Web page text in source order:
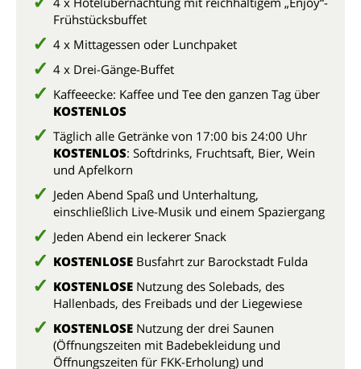
Frühstücksbuffet
4 x Mittagessen oder Lunchpaket
4 x Drei-Gänge-Buffet
Kaffeeecke: Kaffee und Tee den ganzen Tag über
KOSTENLOS
Täglich alle Getränke von 17:00 bis 24:00 Uhr
KOSTENLOS: Softdrinks, Fruchtsaft, Bier, Wein
und Apfelkorn
Jeden Abend Spaß und Unterhaltung,
einschließlich Live-Musik und einem Spaziergang
Jeden Abend ein leckerer Snack
KOSTENLOSE Busfahrt zur Barockstadt Fulda
KOSTENLOSE Nutzung des Solebads, des
Hallenbads, des Freibads und der Liegewiese
KOSTENLOSE Nutzung der drei Saunen
(Öffnungszeiten mit Badebekleidung und
Öffnungszeiten für FKK-Erholung) und